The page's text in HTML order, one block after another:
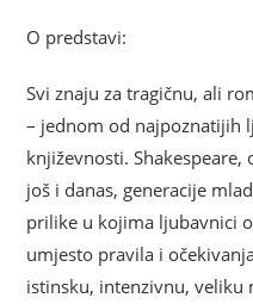
O predstavi:
Svi znaju za tragičnu, ali
– jednom od najpoznatijih
književnosti.
još i danas, generacije
prilike u kojima ljubavnici
umjesto pravila i
istinsku, intenzivnu, veliku